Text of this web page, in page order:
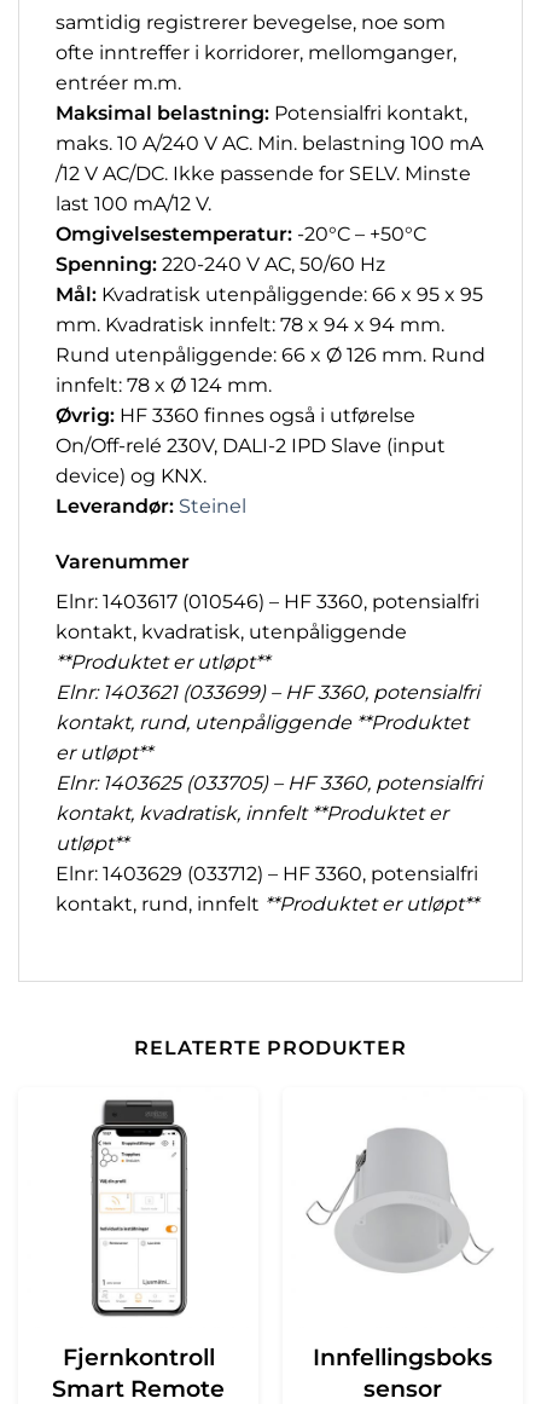
samtidig registrerer bevegelse, noe som
ofte inntreffer i korridorer, mellomganger,
entréer m.m.
Maksimal belastning: Potensialfri kontakt,
maks. 10 A/240 V AC. Min. belastning 100 mA
/12 V AC/DC. Ikke passende for SELV. Minste
last 100 mA/12 V.
Omgivelsestemperatur: -20°C – +50°C
Spenning: 220-240 V AC, 50/60 Hz
Mål: Kvadratisk utenpåliggende: 66 x 95 x 95
mm. Kvadratisk innfelt: 78 x 94 x 94 mm.
Rund utenpåliggende: 66 x Ø 126 mm. Rund
innfelt: 78 x Ø 124 mm.
Øvrig: HF 3360 finnes også i utførelse
On/Off-relé 230V, DALI-2 IPD Slave (input
device) og KNX.
Leverandør: Steinel
Varenummer
Elnr: 1403617 (010546) – HF 3360, potensialfri
kontakt, kvadratisk, utenpåliggende
**Produktet er utløpt**
Elnr: 1403621 (033699) – HF 3360, potensialfri
kontakt, rund, utenpåliggende **Produktet
er utløpt**
Elnr: 1403625 (033705) – HF 3360, potensialfri
kontakt, kvadratisk, innfelt **Produktet er
utløpt**
Elnr: 1403629 (033712) – HF 3360, potensialfri
kontakt, rund, innfelt **Produktet er utløpt**
RELATERTE PRODUKTER
Fjernkontroll
Smart Remote
Innfellingsboks
sensor